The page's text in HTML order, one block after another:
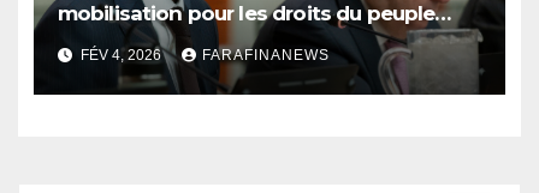
mobilisation pour les droits du peuple
palestinien
FÉV 4, 2026 FARAFINANEWS